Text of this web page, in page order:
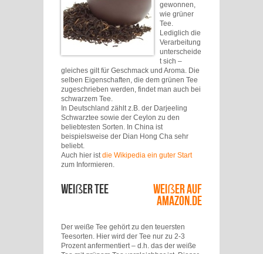
gewonnen,
wie grüner
Tee.
Lediglich die
Verarbeitung
unterscheide
t sich –
gleiches gilt für Geschmack und Aroma. Die
selben Eigenschaften, die dem grünen Tee
zugeschrieben werden, findet man auch bei
schwarzem Tee.
In Deutschland zählt z.B. der Darjeeling
Schwarztee sowie der Ceylon zu den
beliebtesten Sorten. In China ist
beispielsweise der Dian Hong Cha sehr
beliebt.
Auch hier istdie Wikipedia ein guter Start
zum Informieren.
Weißer Tee Weißer auf
Amazon.de
Der weiße Tee gehört zu den teuersten
Teesorten. Hier wird der Tee nur zu 2-3
Prozent anfermentiert – d.h. das der weiße